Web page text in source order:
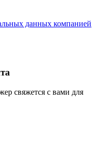
данных компанией
свяжется с вами для